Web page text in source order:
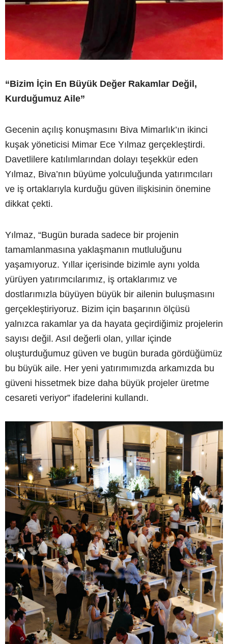
“Bizim İçin En Büyük Değer Rakamlar Değil,
Kurduğumuz Aile”
Gecenin açılış konuşmasını Biva Mimarlık’ın ikinci
kuşak yöneticisi Mimar Ece Yılmaz gerçekleştirdi.
Davetlilere katılımlarından dolayı teşekkür eden
Yılmaz, Biva’nın büyüme yolculuğunda yatırımcıları
ve iş ortaklarıyla kurduğu güven ilişkisinin önemine
dikkat çekti.
Yılmaz, “Bugün burada sadece bir projenin
tamamlanmasına yaklaşmanın mutluluğunu
yaşamıyoruz. Yıllar içerisinde bizimle aynı yolda
yürüyen yatırımcılarımız, iş ortaklarımız ve
dostlarımızla büyüyen büyük bir ailenin buluşmasını
gerçekleştiriyoruz. Bizim için başarının ölçüsü
yalnızca rakamlar ya da hayata geçirdiğimiz projelerin
sayısı değil. Asıl değerli olan, yıllar içinde
oluşturduğumuz güven ve bugün burada gördüğümüz
bu büyük aile. Her yeni yatırımımızda arkamızda bu
güveni hissetmek bize daha büyük projeler üretme
cesareti veriyor” ifadelerini kullandı.